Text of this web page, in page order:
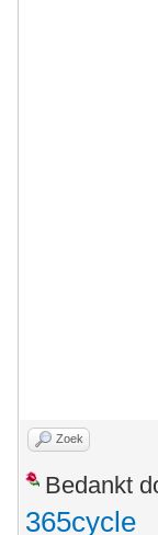
Zoek
Bedankt
365cycle